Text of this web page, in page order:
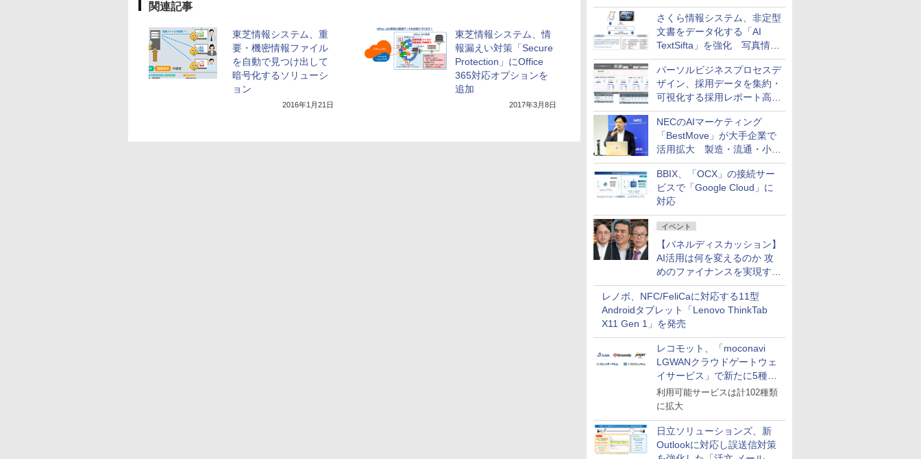
と危機管理広報を一体的に訓
練するプログラムを提供
さくら情報システム、非定型
文書をデータ化する「AI
TextSifta」を強化 写真情報
のデータ化などに対応
パーソルビジネスプロセスデ
ザイン、採用データを集約・
可視化する採用レポート高速
化サービスを提供
NECのAIマーケティング
「BestMove」が大手企業で
活用拡大 製造・流通・小売
企業・広告代理店などが実装
フェーズへ
BBIX、「OCX」の接続サー
ビスで「Google Cloud」に
対応
イベント
【パネルディスカッション】
AI活用は何を変えるのか 攻
めのファイナンスを実現する
業務設計とマインドセット変
革
レノボ、NFC/FeliCaに対応する11型
Androidタブレット「Lenovo ThinkTab
X11 Gen 1」を発売
レコモット、「moconavi
LGWANクラウドゲートウェ
イサービス」で新たに5種類
のサービスと連携開始
利用可能サービスは計102種類
に拡大
日立ソリューションズ、新
Outlookに対応し誤送信対策
関連記事
東芝情報システム、重
要・機密情報ファイル
を自動で見つけ出して
暗号化するソリューシ
ョン
2016年1月21日
東芝情報システム、情
報漏えい対策「Secure
Protection」にOffice
365対応オプションを
追加
2017年3月8日